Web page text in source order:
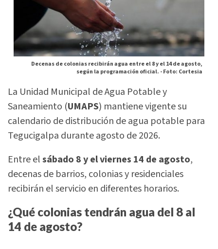
Decenas de colonias recibirán agua entre el 8 y el 14 de agosto,
según la programación oficial. -Foto: Cortesia
La Unidad Municipal de Agua Potable y
Saneamiento (UMAPS) mantiene vigente su
calendario de distribución de agua potable para
Tegucigalpa durante agosto de 2026.
Entre elsábado 8 y el viernes 14 de agosto,
decenas de barrios, colonias y residenciales
recibirán el servicio en diferentes horarios.
¿Qué colonias tendrán agua del 8 al
14 de agosto?